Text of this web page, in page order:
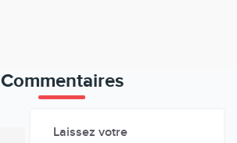
Commentaires
Laissez votre